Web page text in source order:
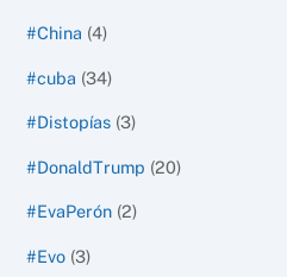
#China (4)
#cuba (34)
#Distopías (3)
#DonaldTrump (20)
#EvaPerón (2)
#Evo (3)